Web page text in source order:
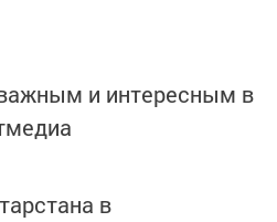
и интересным в
в